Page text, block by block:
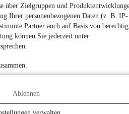
über Zielgruppen und
Ihrer personenbezogenen Daten (z. B. IP-
Partner auch auf Basis von
können Sie jederzeit unter
Ablehnen